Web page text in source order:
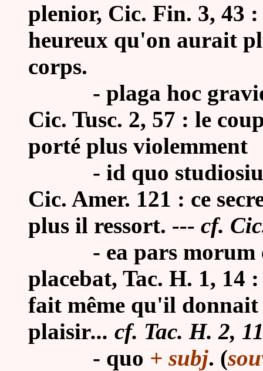
plenior, Cic. Fin. 3, 43
heureux qu'on aurait
corps.
- plaga hoc
Cic. Tusc. 2, 57 : le
porté plus violemment
- id quo
Cic. Amer. 121 : ce
plus il ressort. --- cf.
- ea pars morum
placebat, Tac. H. 1, 14
fait même qu'il
plaisir... cf. Tac. H. 2,
- quo + subj. (